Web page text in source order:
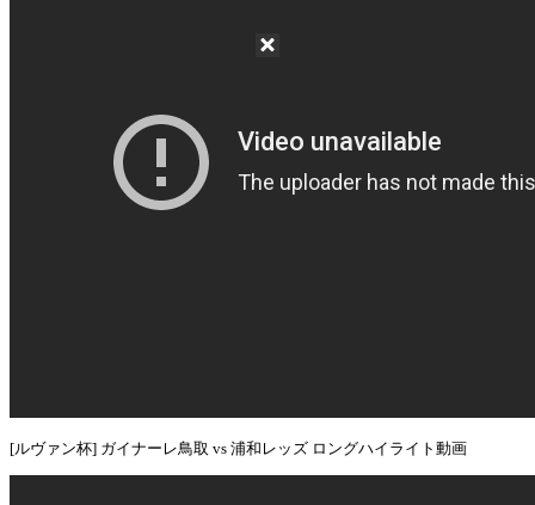
[ルヴァン杯] ガイナーレ鳥取 vs 浦和レッズ ロングハイライト動画